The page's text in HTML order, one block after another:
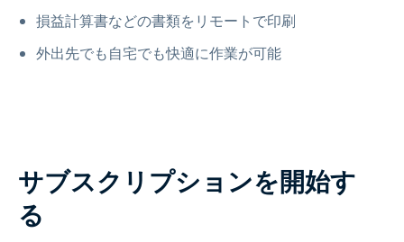
損益計算書などの書類をリモートで印刷
外出先でも自宅でも快適に作業が可能
サブスクリプションを開始す
る